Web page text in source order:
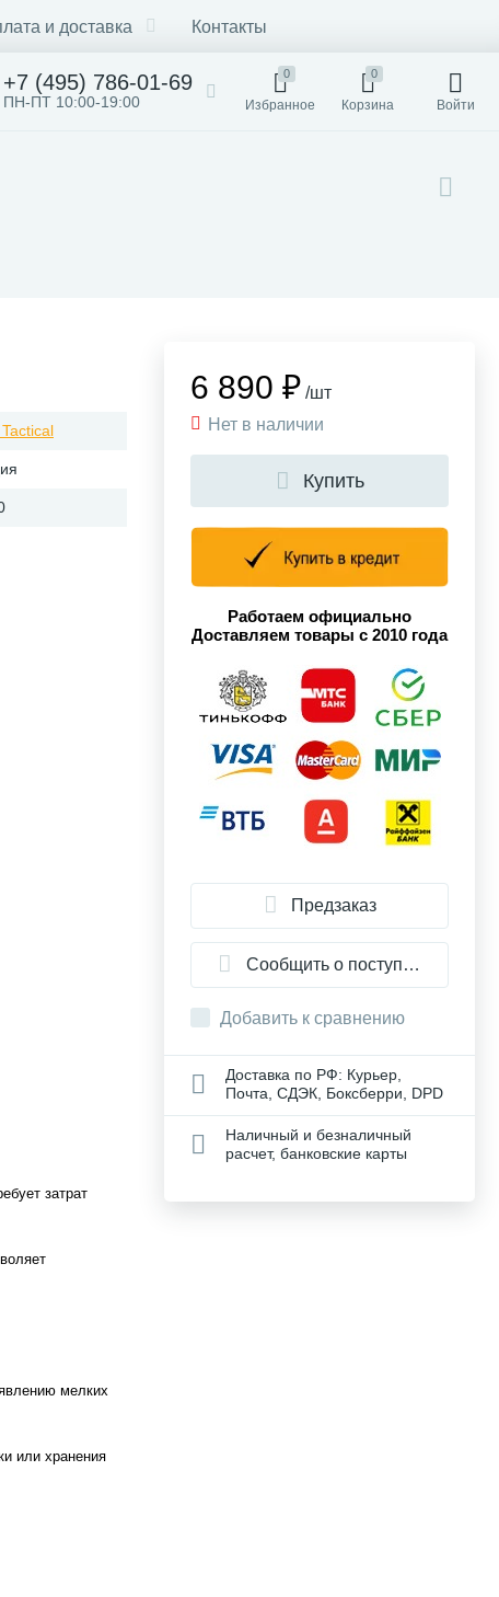
и доставка Контакты
+7 (495) 786-01-69
ПН-ПТ 10:00-19:00
0
Избранное
0
Корзина Войти
затрат
мелких
или хранения
6 890 ₽ /шт
Нет в наличии
Купить
Работаем официально
Доставляем товары с 2010 года
Предзаказ
Сообщить о поступлении
Добавить к сравнению
Доставка по РФ: Курьер,
Почта, СДЭК, Боксберри, DPD
Наличный и безналичный
расчет, банковские карты